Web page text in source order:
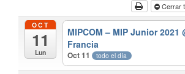
Cerrar
OCT
11
Lun
MIPCOM – MIP Junior 2021
Francia
Oct 11 todo el día